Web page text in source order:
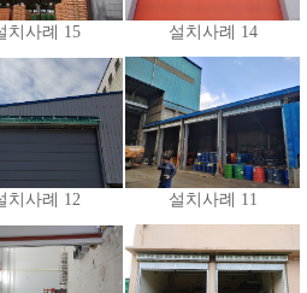
치사례 15 설치사례 14
치사례 12 설치사례 11